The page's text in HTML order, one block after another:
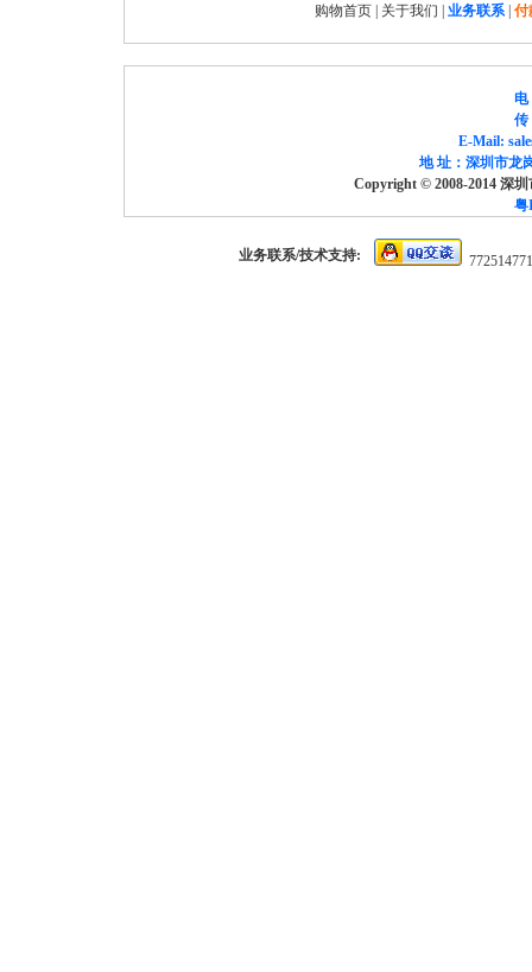
购物首页 关于我们 业务联系| 付
电
传
E-Mail:
地 址：深圳市龙
Copyright © 2008-2014 深
粤
业务联系/技术支持: 772514771